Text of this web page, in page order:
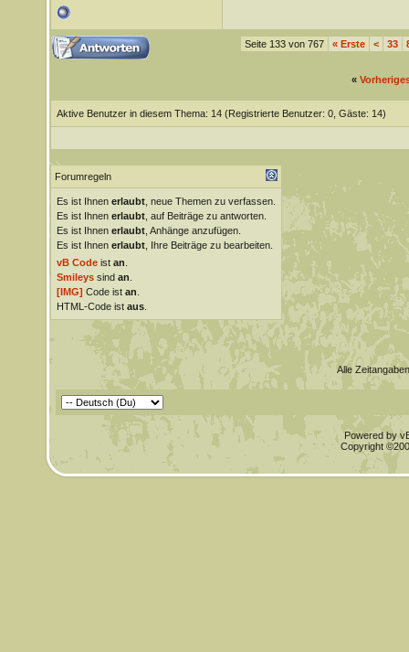
Seite 133 von 767 «Erste < 33
«
Aktive Benutzer in diesem Thema: 14 (Registrierte Benutzer: 0, Gäste: 14)
Forumregeln
Es ist Ihnen erlaubt, neue Themen zu verfassen.
Es ist Ihnen erlaubt, auf Beiträge zu antworten.
Es ist Ihnen erlaubt, Anhänge anzufügen.
Es ist Ihnen erlaubt, Ihre Beiträge zu bearbeiten.
vB Codeist an
Smileyssind an
[IMG] Code ist an
HTML-Code ist aus.
Alle
Powered by
Copyright